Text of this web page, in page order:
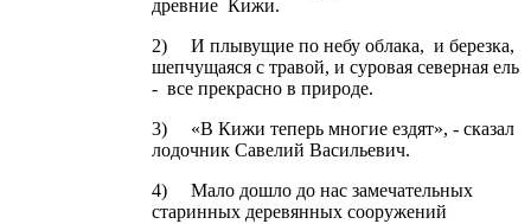
древние Кижи.
2) И плывущие по небу облака, и березка,
шепчущаяся с травой, и суровая северная ель
- все прекрасно в природе.
3) «В Кижи теперь многие ездят», - сказал
лодочник Савелий Васильевич.
4) Мало дошло до нас замечательных
старинных деревянных сооружений